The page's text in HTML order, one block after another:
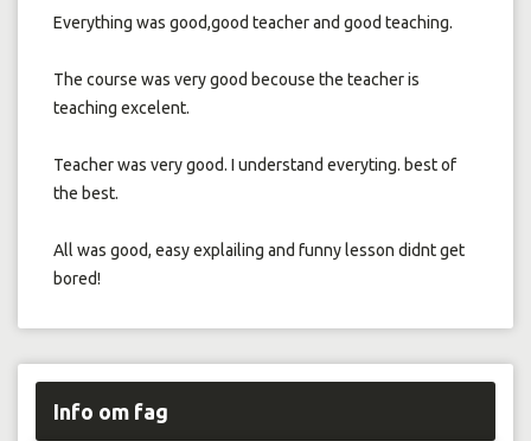
Everything was good,good teacher and good teaching.
The course was very good becouse the teacher is
teaching excelent.
Teacher was very good. I understand everyting. best of
the best.
All was good, easy explailing and funny lesson didnt get
bored!
Info om fag